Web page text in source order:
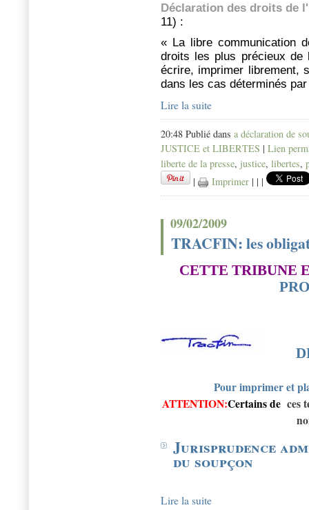
Déclaration des droits de
11) :
« La libre communication
droits les plus précieux de
écrire, imprimer librement,
dans les cas déterminés
Lire la suite
20:48 Publié dans a déclaration de
JUSTICE et LIBERTES | Lien
liberte de la presse, justice, libertes,
|
Imprimer | | |
09/02/2009
TRACFIN: les
CETTE TRIBUNE
Pour imprimer et
ATTENTION:Certains de ces
Jurisprudence
du soupçon
Lire la suite